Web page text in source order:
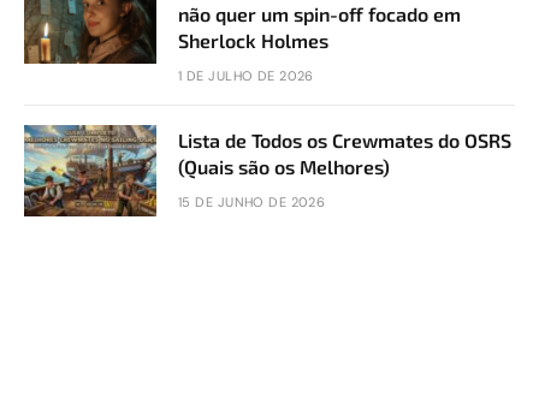
não quer um spin-off focado em
Sherlock Holmes
1 DE JULHO DE 2026
Lista de Todos os Crewmates do OSRS
(Quais são os Melhores)
15 DE JUNHO DE 2026